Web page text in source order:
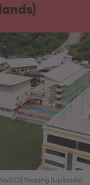
Of Penang (Uplands)